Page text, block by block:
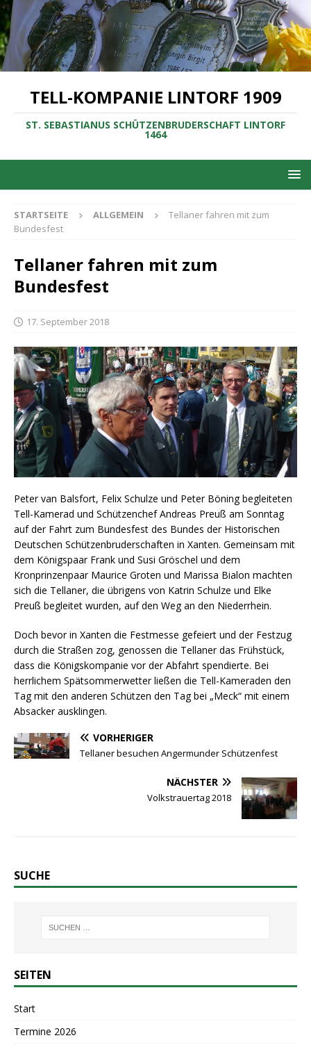
TELL-KOMPANIE LINTORF 1909
ST. SEBASTIANUS SCHÜTZENBRUDERSCHAFT LINTORF
1464
STARTSEITE ALLGEMEIN
Tellaner fahren mit zum
Bundesfest
Tellaner fahren mit zum
Bundesfest
17. September 2018
Peter van Balsfort, Felix Schulze und Peter Böning begleiteten
Tell-Kamerad und Schützenchef Andreas Preuß am Sonntag
auf der Fahrt zum Bundesfest des Bundes der Historischen
Deutschen Schützenbruderschaften in Xanten. Gemeinsam mit
dem Königspaar Frank und Susi Gröschel und dem
Kronprinzenpaar Maurice Groten und Marissa Bialon machten
sich die Tellaner, die übrigens von Katrin Schulze und Elke
Preuß begleitet wurden, auf den Weg an den Niederrhein.
Doch bevor in Xanten die Festmesse gefeiert und der Festzug
durch die Straßen zog, genossen die Tellaner das Frühstück,
dass die Königskompanie vor der Abfahrt spendierte. Bei
herrlichem Spätsommerwetter ließen die Tell-Kameraden den
Tag mit den anderen Schützen den Tag bei „Meck“ mit einem
Absacker ausklingen.
VORHERIGER
Tellaner besuchen Angermunder Schützenfest
NÄCHSTER
Volkstrauertag 2018
SUCHE
SEITEN
Start
Termine 2026